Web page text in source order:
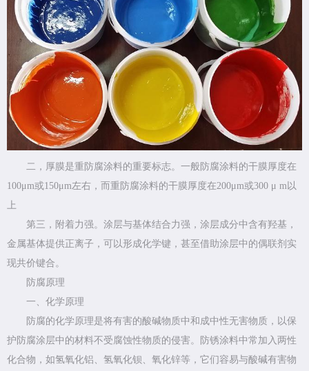
二，厚膜是重防腐涂料的重要标志。一般防腐涂料的干膜厚度在
100μm或150μm左右，而重防腐涂料的干膜厚度在200μm或300 μ m以
上
第三，附着力强。涂层与基体结合力强，涂层成分中含有羟基，
金属基体提供正离子，可以形成化学键，甚至借助涂层中的偶联剂实
现共价键合。
防腐原理
一、化学原理
防腐的化学原理是将有害的酸碱物质中和成中性无害物质，以保
护防腐涂层中的材料不受腐蚀性物质的侵害。防锈涂料中常加入两性
化合物，如氢氧化铝、氢氧化钡、氧化锌等，它们容易与酸碱有害物